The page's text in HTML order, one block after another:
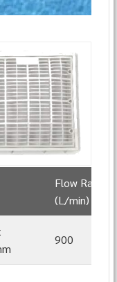
Flow Rate
(L/min)
900